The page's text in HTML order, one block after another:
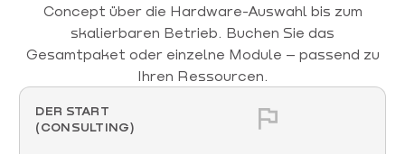
Concept über die Hardware-Auswahl bis zum
skalierbaren Betrieb. Buchen Sie das
Gesamtpaket oder einzelne Module – passend zu
Ihren Ressourcen.
DER START
(CONSULTING)